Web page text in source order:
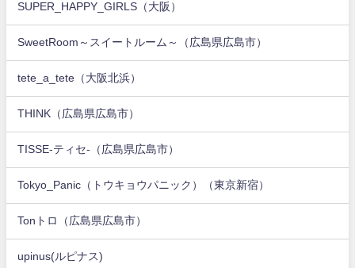
SUPER_HAPPY_GIRLS（大阪）
SweetRoom～スイートルーム～（広島県広島市）
tete_a_tete（大阪北浜）
THINK（広島県広島市）
TISSE-ティセ-（広島県広島市）
Tokyo_Panic（トウキョウパニック）（東京新宿）
Tonトロ（広島県広島市）
upinus(ルピナス)